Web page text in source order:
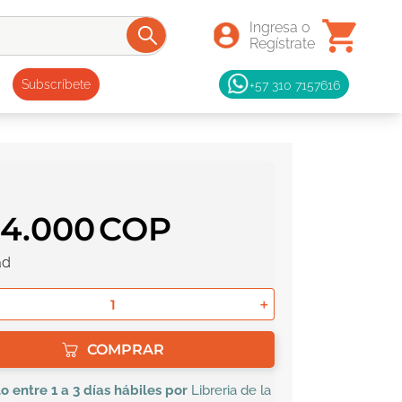
Subscríbete +57 310 7157616
.000
＋
COMPRAR
entre 1 a 3 días hábiles por Libreria de la